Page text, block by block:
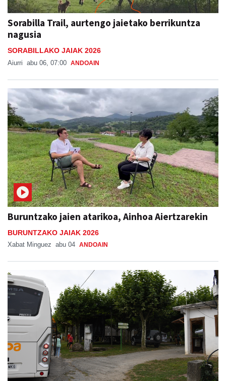
Sorabilla Trail, aurtengo jaietako berrikuntza
nagusia
SORABILLAKO JAIAK 2026
Aiurri abu 06, 07:00 ANDOAIN
Buruntzako jaien atarikoa, Ainhoa Aiertzarekin
BURUNTZAKO JAIAK 2026
Xabat Minguez abu 04 ANDOAIN